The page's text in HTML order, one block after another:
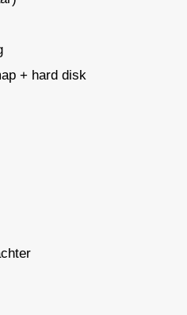
+ hard disk